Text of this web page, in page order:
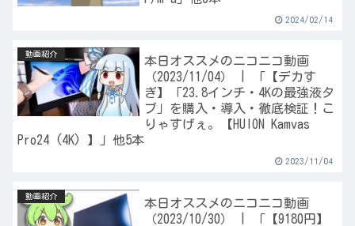
2024/02/14
動画紹介
本日オススメのニコニコ動画
（2023/11/04） | 「【デカす
ぎ】「23.8インチ・4Kの最強液タ
ブ」を購入・導入・徹底検証！こ
りゃすげぇ。【HUION Kamvas
Pro24 (4K) 】」他5本
2023/11/04
動画紹介
本日オススメのニコニコ動画
（2023/10/30） | 「【9180円】